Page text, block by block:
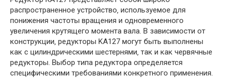
распространенное устройство‚ используемое для
понижения частоты вращения и одновременного
увеличения крутящего момента вала. В зависимости от
конструкции‚ редукторы KA127 могут быть выполнены
как с цилиндрическими шестернями‚ так и как червячные
редукторы. Выбор типа редуктора определяется
специфическими требованиями конкретного применения.